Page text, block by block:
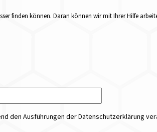
finden können. Daran können wir mit Ihrer Hilfe
den Ausführungen der Datenschutzerklärung